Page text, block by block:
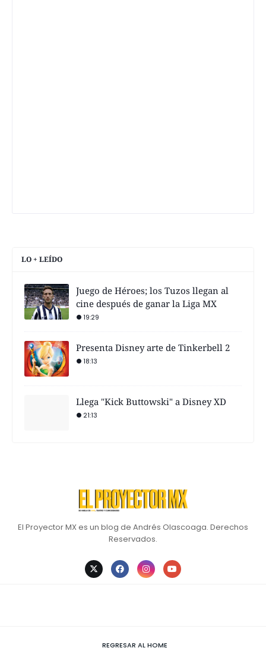
LO + LEÍDO
Juego de Héroes; los Tuzos llegan al
cine después de ganar la Liga MX
19:29
Presenta Disney arte de Tinkerbell 2
18:13
Llega "Kick Buttowski" a Disney XD
21:13
El Proyector MX es un blog de Andrés Olascoaga. Derechos
Reservados.
REGRESAR AL HOME